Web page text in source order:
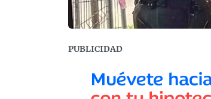
PUBLICIDAD